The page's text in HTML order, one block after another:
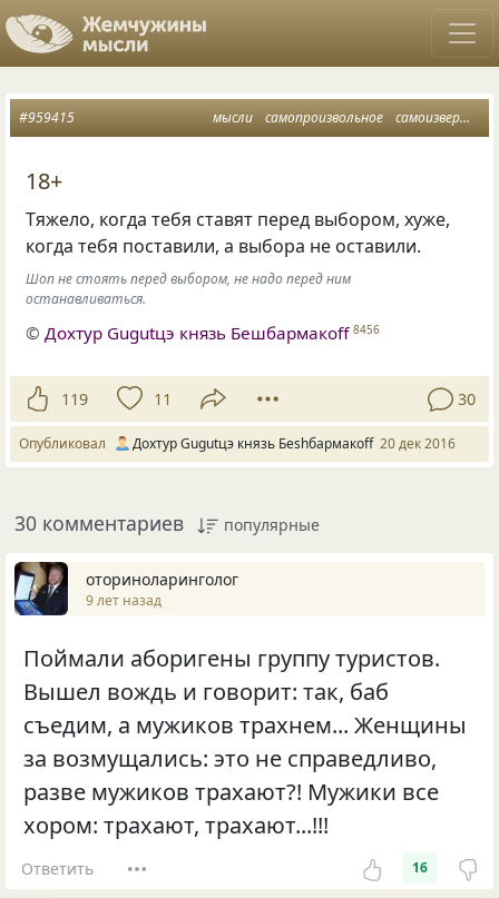
мысли самопроизвольное самоизвержение
#959415
18+
Тяжело, когда тебя ставят перед выбором, хуже,
когда тебя поставили, а выбора не оставили.
Шоп не стоять перед выбором, не надо перед ним
останавливаться.
© Дохтур Gugutцэ князь Бешбармакоff 8456
119 11 30
Опубликовал Дохтур Gugutцэ князь Беshбармакоff 20 дек 2016
30 комментариев популярные
оториноларинголог
9 лет назад
Поймали аборигены группу туристов.
Вышел вождь и говорит: так, баб
съедим, а мужиков трахнем... Женщины
за возмущались: это не справедливо,
разве мужиков трахают?! Мужики все
хором: трахают, трахают...!!!
Ответить 16